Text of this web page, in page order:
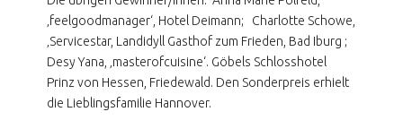
‚feelgoodmanager‘, Hotel Deimann; Charlotte Schowe,
‚Servicestar, Landidyll Gasthof zum Frieden, Bad Iburg ;
Desy Yana, ‚masterofcuisine‘. Göbels Schlosshotel
Prinz von Hessen, Friedewald. Den Sonderpreis erhielt
die Lieblingsfamilie Hannover.